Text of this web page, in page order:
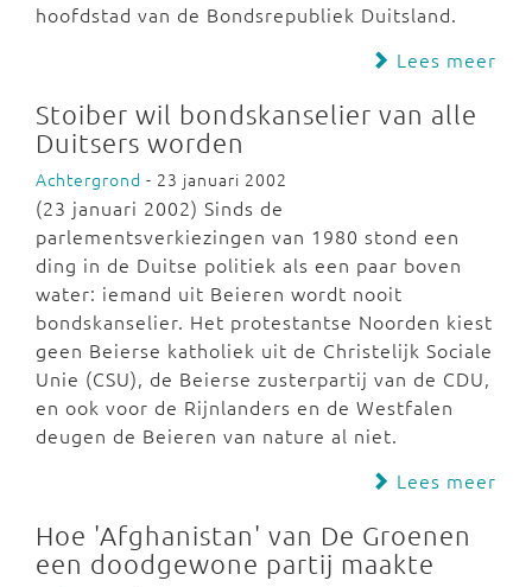
hoofdstad van de Bondsrepubliek Duitsland.
Lees meer
Stoiber wil bondskanselier van alle
Duitsers worden
Achtergrond - 23 januari 2002
(23 januari 2002) Sinds de
parlementsverkiezingen van 1980 stond een
ding in de Duitse politiek als een paar boven
water: iemand uit Beieren wordt nooit
bondskanselier. Het protestantse Noorden kiest
geen Beierse katholiek uit de Christelijk Sociale
Unie (CSU), de Beierse zusterpartij van de CDU,
en ook voor de Rijnlanders en de Westfalen
deugen de Beieren van nature al niet.
Lees meer
Hoe 'Afghanistan' van De Groenen
een doodgewone partij maakte